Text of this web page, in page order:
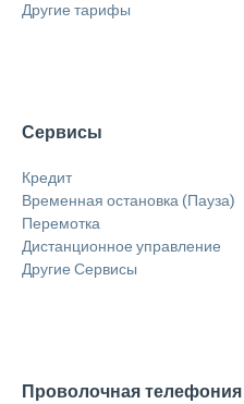
Другие тарифы
Сервисы
Кредит
Временная остановка (Пауза)
Перемотка
Дистанционное управление
Другие Сервисы
Проволочная телефония